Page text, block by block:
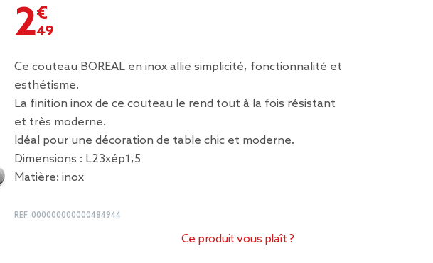
2,49 €
Ce couteau BOREAL en inox allie simplicité, fonctionnalité et
esthétisme.
La finition inox de ce couteau le rend tout à la fois résistant
et très moderne.
Idéal pour une décoration de table chic et moderne.
Dimensions : L23xép1,5
Matière: inox
REF. 000000000000484944
Ce produit vous plaît ?